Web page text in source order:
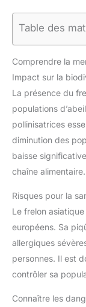
Table des
Comprendre la
Impact sur la
La présence du
populations
pollinisatrices
diminution des
baisse
chaîne alimentaire.
Risques pour la
Le frelon
européens. Sa
allergiques
personnes. Il est
contrôler sa
Connaître les